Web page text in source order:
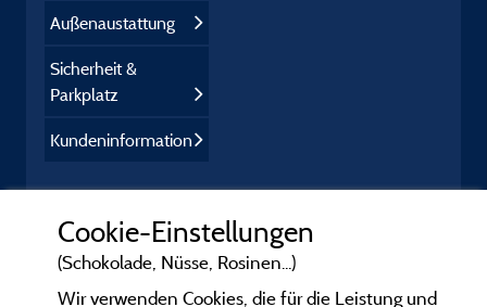
Außenaustattung
Sicherheit &
Parkplatz
Kundeninformation
Cookie-Einstellungen
(Schokolade, Nüsse, Rosinen...)
Wir verwenden Cookies, die für die Leistung und